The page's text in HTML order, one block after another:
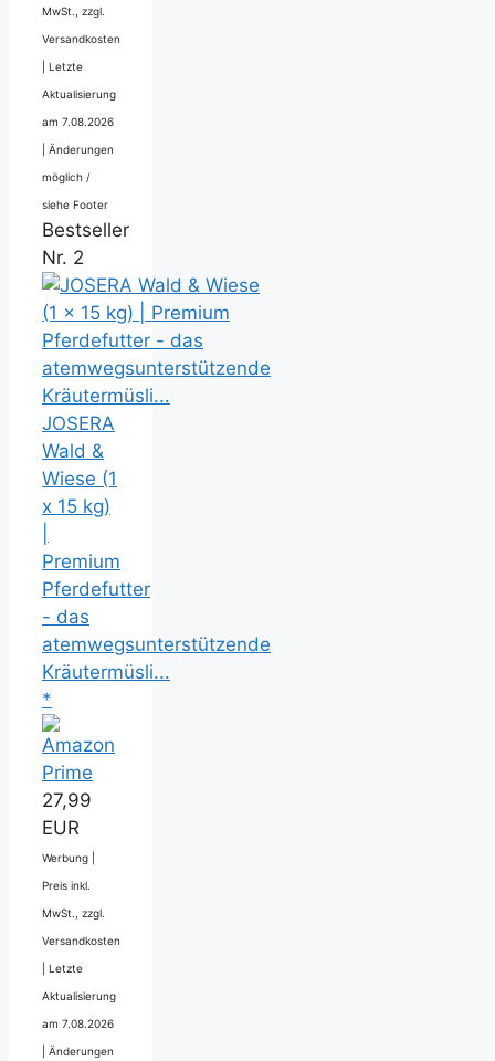
MwSt., zzgl.
Versandkosten
Letzte
Aktualisierung
am 7.08.2026
Änderungen
möglich /
siehe Footer
Bestseller
Nr. 2
JOSERA
Wald &
Wiese (1
x 15 kg)
Premium
Pferdefutter
- das
atemwegsunterstützende
Kräutermüsli...
*
27,99
EUR
Werbung |
Preis inkl.
MwSt., zzgl.
Versandkosten
Letzte
Aktualisierung
am 7.08.2026
Änderungen